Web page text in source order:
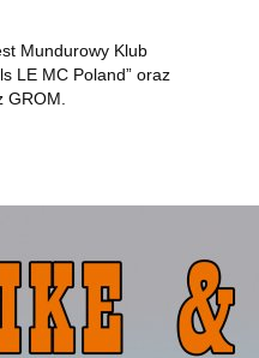
Mundurowy Klub
LE MC Poland” oraz
GROM.